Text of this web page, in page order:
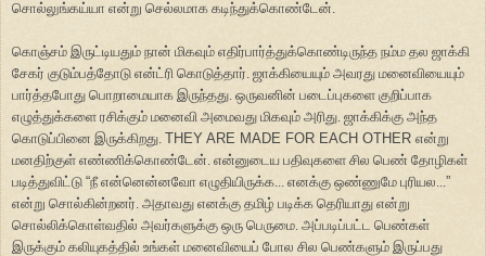
சொல்லுங்கய்யா என்று செல்லமாக கடிந்துக்கொண்டேன்.
கொஞ்சம் இருட்டியதும் நான் மிகவும் எதிர்பார்த்துக்கொண்டிருந்த நம்ம தல ஜாக்கி
சேகர் குடும்பத்தோடு என்ட்ரி கொடுத்தார். ஜாக்கியையும் அவரது மனைவியையும்
பார்த்தபோது பொறாமையாக இருந்தது. ஒருவனின் படைப்புகளை குறிப்பாக
எழுத்துக்களை ரசிக்கும் மனைவி அமைவது மிகவும் அரிது. ஜாக்கிக்கு அந்த
கொடுப்பினை இருக்கிறது. THEY ARE MADE FOR EACH OTHER என்று
மனதிற்குள் எண்ணிக்கொண்டேன். என்னுடைய பதிவுகளை சில பெண் தோழிகள்
படித்துவிட்டு “நீ என்னென்னவோ எழுதியிருக்க... எனக்கு ஒண்ணுமே புரியல... ”
என்று சொல்கின்றனர். அதாவது எனக்கு தமிழ் படிக்க தெரியாது என்று
சொல்லிக்கொள்வதில் அவர்களுக்கு ஒரு பெருமை. அப்படிப்பட்ட பெண்கள்
இருக்கும் கலியுகத்தில் உங்கள் மனைவியைப் போல சில பெண்களும் இருப்பது